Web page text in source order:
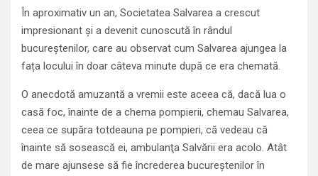
În aproximativ un an, Societatea Salvarea a crescut
impresionant și a devenit cunoscută în rândul
bucureștenilor, care au observat cum Salvarea ajungea la
fața locului în doar câteva minute după ce era chemată.
O anecdotă amuzantă a vremii este aceea că, dacă lua o
casă foc, înainte de a chema pompierii, chemau Salvarea,
ceea ce supăra totdeauna pe pompieri, că vedeau că
înainte să sosească ei, ambulanţa Salvării era acolo. Atât
de mare ajunsese să fie încrederea bucureștenilor în